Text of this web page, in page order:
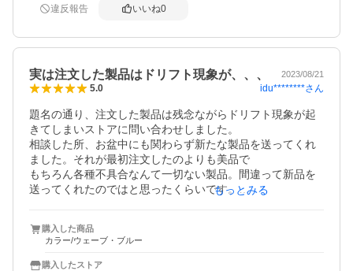
違反報告 いいね0
実は注文した製品はドリフト現象が、、、 2023/08/21
5.0 idu********さん
題名の通り、注文した製品は残念ながらドリフト現象が起
きてしまいストアに問い合わせしました。
相談した所、お盆中にも関わらず新たな製品を送ってくれ
ました。それが最初注文したのよりも美品で
もちろん各種不具合なんて一切ない製品。間違って新品を
送ってくれたのではと思ったくらいです。
ますが、中古で買う（新品すげえ高いし）ならこちらの店
舗を選ぶのをお勧めします。
もっとみる
購入した商品
カラー/ウェーブ・ブルー
購入したストア